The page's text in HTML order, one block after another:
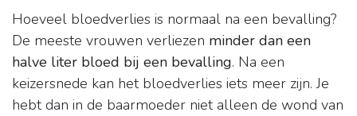
Hoeveel bloedverlies is normaal na een bevalling?
De meeste vrouwen verliezen minder dan een
halve liter bloed bij een bevalling. Na een
keizersnede kan het bloedverlies iets meer zijn. Je
hebt dan in de baarmoeder niet alleen de wond van